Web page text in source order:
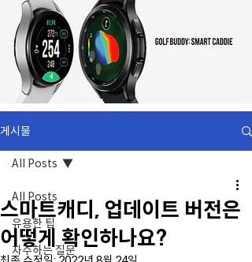
게시물
All Posts
유용한 팁
자주하는 질문
All Posts
스마트캐디, 업데이트 버전은
어떻게 확인하나요?